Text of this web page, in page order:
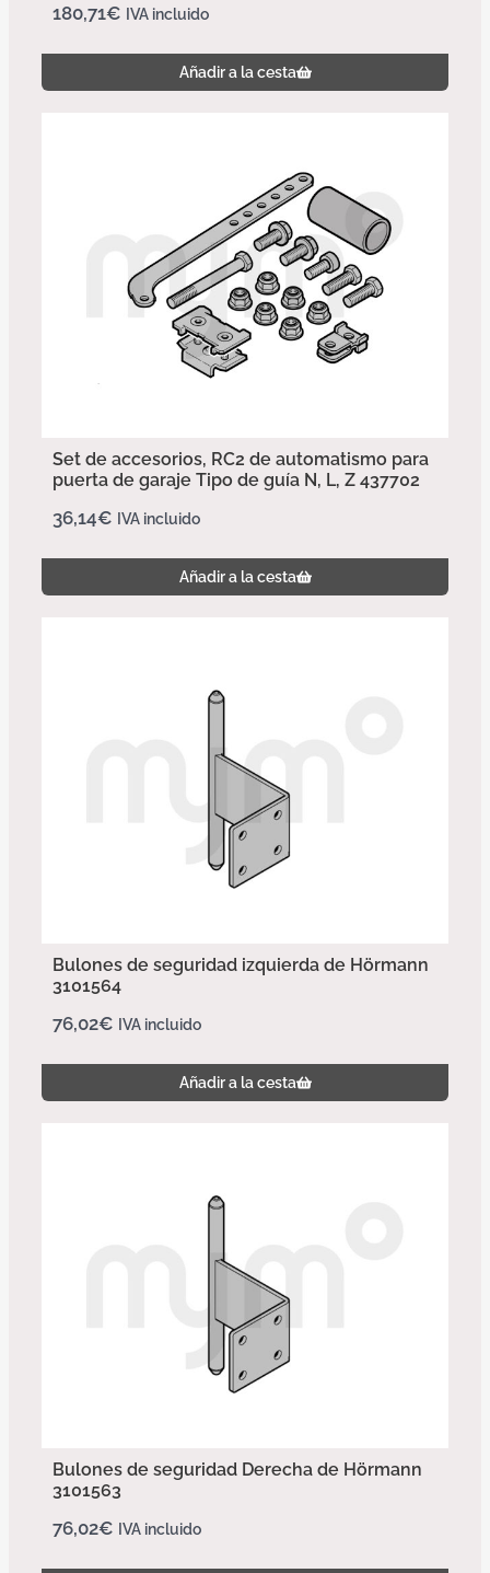
180,71€ IVA incluido
Añadir a la cesta
Set de accesorios, RC2 de automatismo para
puerta de garaje Tipo de guía N, L, Z 437702
36,14€ IVA incluido
Añadir a la cesta
Bulones de seguridad izquierda de Hörmann
3101564
76,02€ IVA incluido
Añadir a la cesta
Bulones de seguridad Derecha de Hörmann
3101563
76,02€ IVA incluido